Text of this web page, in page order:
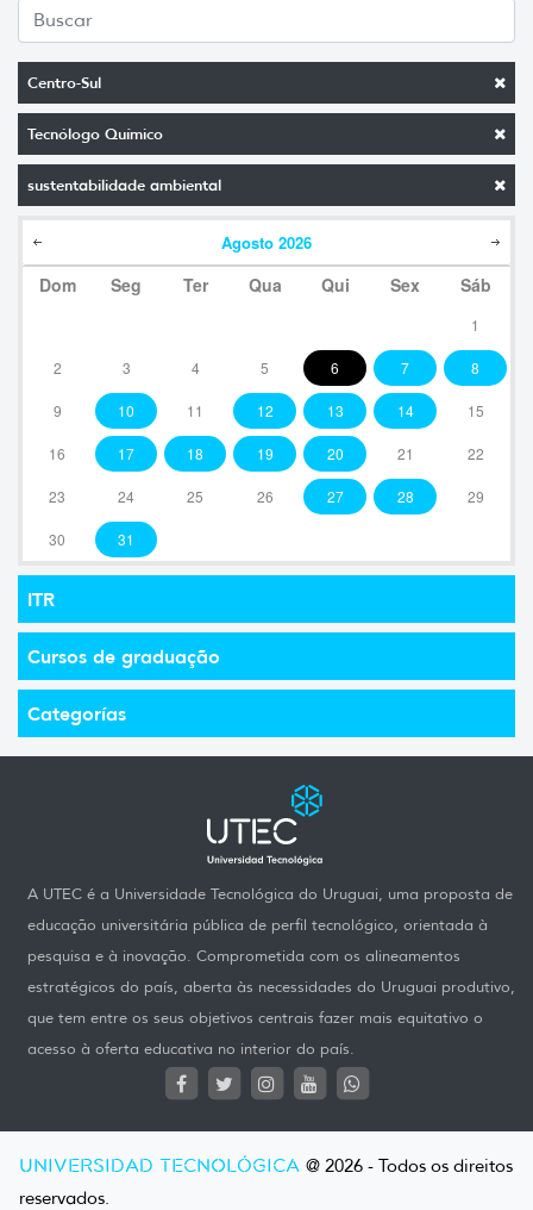
Centro-Sul
Tecnólogo Químico
sustentabilidade ambiental
Agosto 2026
Dom Seg Ter Qua Qui Sex Sáb
1
2 3 4 5 6 7 8
9 10 11 12 13 14 15
16 17 18 19 20 21 22
23 24 25 26 27 28 29
30 31
ITR
Cursos de graduação
Categorías
A UTEC é a Universidade Tecnológica do Uruguai, uma proposta de
educação universitária pública de perfil tecnológico, orientada à
pesquisa e à inovação. Comprometida com os alineamentos
estratégicos do país, aberta às necessidades do Uruguai produtivo,
que tem entre os seus objetivos centrais fazer mais equitativo o
acesso à oferta educativa no interior do país.
UNIVERSIDAD TECNOLÓGICA @ 2026 - Todos os direitos
reservados.